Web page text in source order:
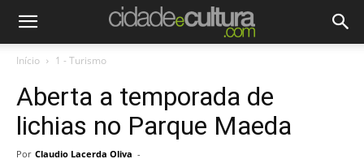
Início 1 - Turismo
Aberta a temporada de
lichias no Parque Maeda
Por Claudio Lacerda Oliva -